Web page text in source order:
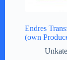
Endres
(own